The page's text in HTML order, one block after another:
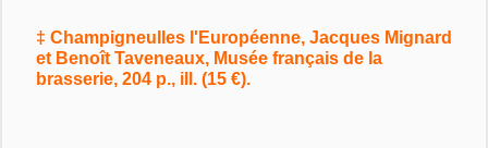
‡ Champigneulles l'Européenne, Jacques Mignard
et Benoît Taveneaux, Musée français de la
brasserie, 204 p., ill. (15 €).